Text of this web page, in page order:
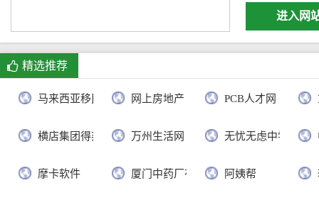
进入网
精选推荐
马来西亚移民局 网上房地产 PCB人才网
横店集团得邦工程塑料有限公司
万州生活网 无忧无虑中学语文
摩卡软件 厦门中药厂有限公司阿姨帮